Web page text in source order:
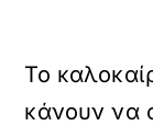
Το
κάνουν να